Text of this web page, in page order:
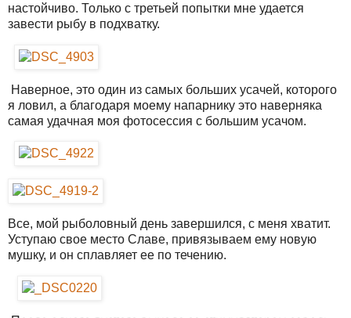
настойчиво. Только с третьей попытки мне удается
завести рыбу в подхватку.
Наверное, это один из самых больших усачей, которого
я ловил, а благодаря моему напарнику это наверняка
самая удачная моя фотосессия с большим усачом.
Все, мой рыболовный день завершился, с меня хватит.
Уступаю свое место Славе, привязываем ему новую
мушку, и он сплавляет ее по течению.